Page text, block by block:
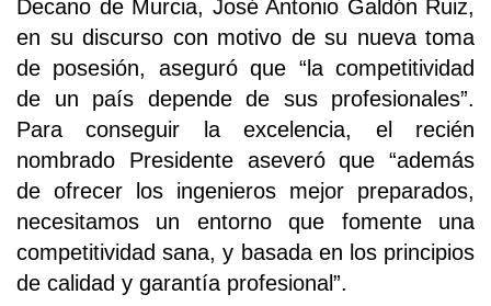
Decano de Murcia, José Antonio Galdón Ruiz,
en su discurso con motivo de su nueva toma
de posesión, aseguró que “la competitividad
de un país depende de sus profesionales”.
Para conseguir la excelencia, el recién
nombrado Presidente aseveró que “además
de ofrecer los ingenieros mejor preparados,
necesitamos un entorno que fomente una
competitividad sana, y basada en los principios
de calidad y garantía profesional”.